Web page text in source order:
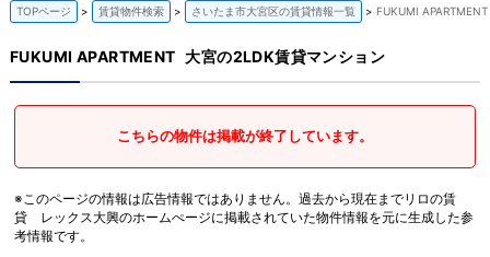
TOPページ 賃貸物件検索 さいたま市大宮区の賃貸情報一覧 FUKUMI
FUKUMI APARTMENT 大宮の2LDK賃貸マンション
こちらの物件は掲載が終了しています。
※このページの情報は広告情報ではありません。過去から現在までリロの賃
貸 レックス大興のホームぺージに掲載されていた物件情報を元に生成した参
考情報です。